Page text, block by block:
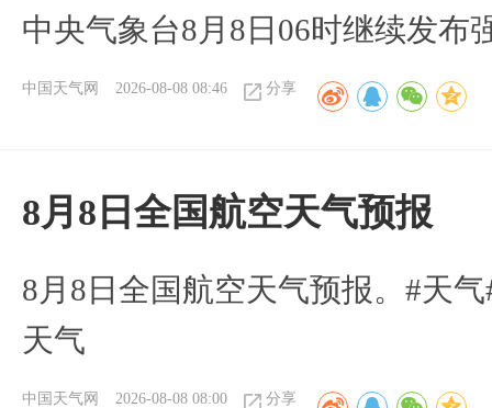
中央气象台8月8日06时继续发布
中国天气网 2026-08-08 08:46 分享
8月8日全国航空天气预报
8月8日全国航空天气预报。#天
天气
中国天气网 2026-08-08 08:00 分享